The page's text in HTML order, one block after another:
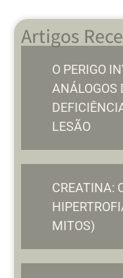
Artigos
O PERIGO
ANÁLOGOS
LESÃO
CREATINA:
MITOS)